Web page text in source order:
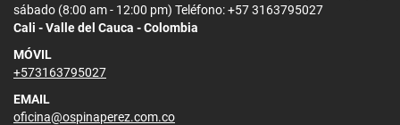
sábado (8:00 am - 12:00 pm) Teléfono: +57 3163795027
Cali - Valle del Cauca - Colombia
MÓVIL
+573163795027
EMAIL
oficina@ospinaperez.com.co